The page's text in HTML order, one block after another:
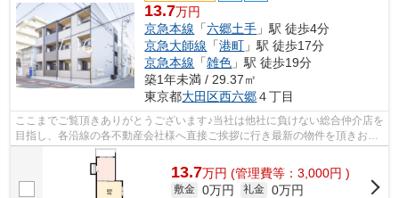
13.7万円
京急本線 「六郷土手 」駅 徒歩4分
京急大師線 「港町 」駅 徒歩17分
京急本線 「雑色 」駅 徒歩19分
築1年未満 / 29.37㎡
東京都大田区西六郷４丁目
ここまでご覧頂きありがとうございます♪当社は他社に負けない総合仲介店を
目指し、各沿線の各不動産会社様へ直接ご挨拶に行き最新の物件を頂きお客
様へ提供しております！最新の情報は...
13.7万円 (管理費等：3,000円 )
敷金 0万円 礼金 0万円